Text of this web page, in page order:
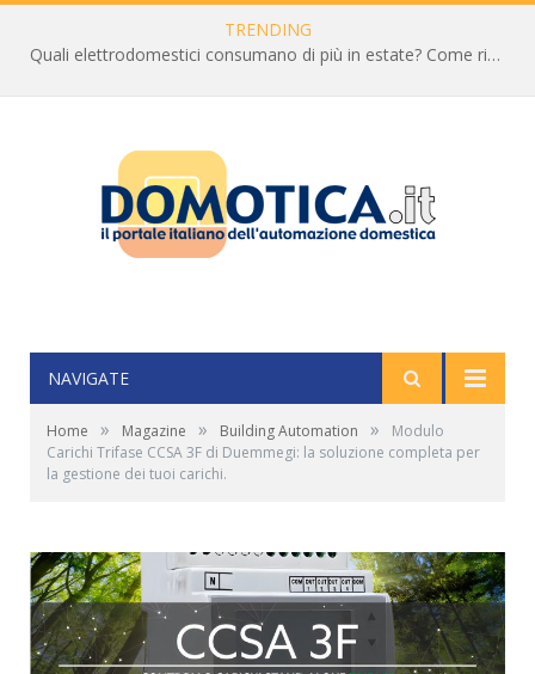
TRENDING
Quali elettrodomestici consumano di più in estate? Come ridurre la bolletta
NAVIGATE
Home » Magazine » Building Automation »
Modulo
Carichi Trifase CCSA 3F di Duemmegi: la soluzione completa per
la gestione dei tuoi carichi.